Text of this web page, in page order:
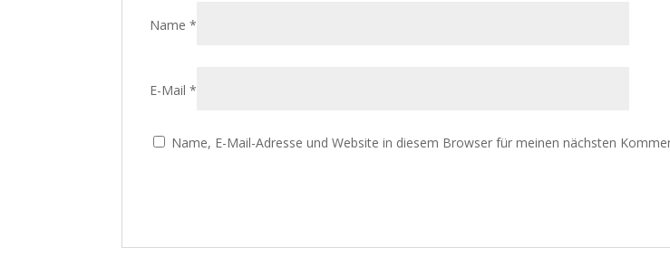
Name*
E-Mail*
Name, E-Mail-Adresse und Website in diesem Browser für meinen nächsten